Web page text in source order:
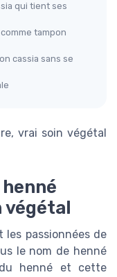
qui tient ses
tampon
cassia sans se
vrai soin végétal
végétal
les passionnées de
le nom de henné
henné et cette